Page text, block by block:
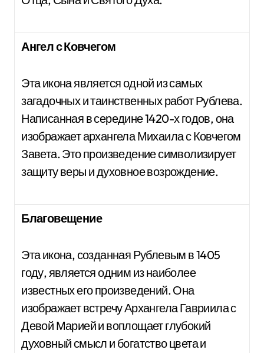
Ангел с Ковчегом
Эта икона является одной из самых
загадочных и таинственных работ Рублева.
Написанная в середине 1420-х годов, она
изображает архангела Михаила с Ковчегом
Завета. Это произведение символизирует
защиту веры и духовное возрождение.
Благовещение
Эта икона, созданная Рублевым в 1405
году, является одним из наиболее
известных его произведений. Она
изображает встречу Архангела Гавриила с
Девой Марией и воплощает глубокий
духовный смысл и богатство цвета и